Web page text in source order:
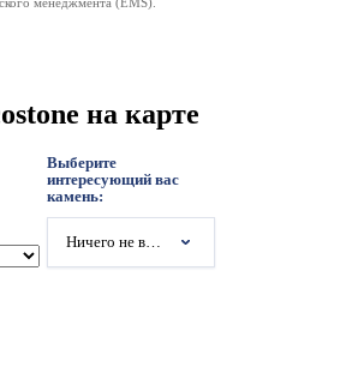
на карте
Выберите
интересующий вас
камень:
Ничего не выбрано